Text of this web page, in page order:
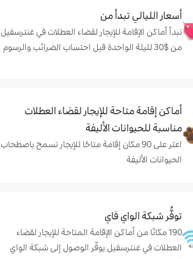
أسعار الليالي تبدأ من
تبدأ أماكن الإقامة للإيجار لقضاء العطلات في غنترسفيل
من $‏30 لليلة الواحدة قبل احتساب الضرائب والرسوم
أماكن إقامة متاحة للإيجار لقضاء العطلات
مناسبة للحيوانات الأليفة
اعثر على 90 مكان إقامة متاحًا للإيجار تسمح باصطحاب
الحيوانات الأليفة
توفُّر شبكة الواي فاي
190 مكانًا من أماكن الإقامة المتاحة للإيجار لقضاء
العطلات في غنترسفيل يوفّر الوصول إلى شبكة الواي